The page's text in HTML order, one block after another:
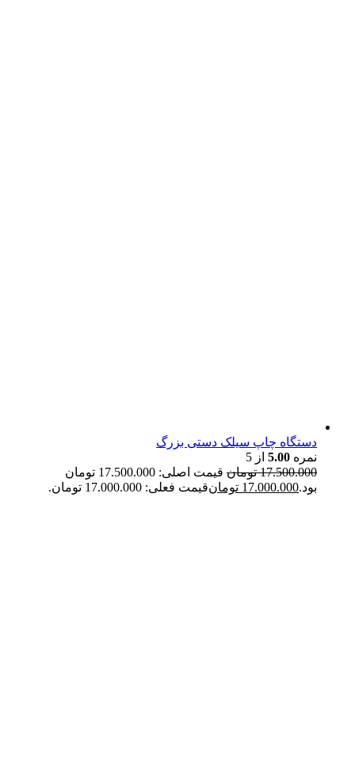
دستگاه چاپ سیلک دستی بزرگ
نمره 5.00 از 5
17.500.000 تومان
قیمت اصلی: 17.500.000 تومان
بود.17.000.000 تومانقیمت فعلی: 17.000.000 تومان.